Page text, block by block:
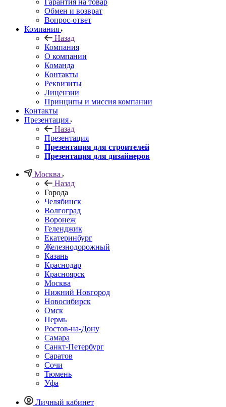
Гарантия на товар
Обмен и возврат
Вопрос-ответ
Компания
Назад
Компания
О компании
Команда
Контакты
Реквизиты
Лицензии
Принципы и миссия компании
Контакты
Презентация
Назад
Презентация
Презентация для строителей
Презентация для дизайнеров
Москва
Назад
Города
Челябинск
Волгоград
Воронеж
Геленджик
Екатеринбург
Железнодорожный
Казань
Краснодар
Красноярск
Москва
Нижний Новгород
Новосибирск
Омск
Пермь
Ростов-на-Дону
Самара
Санкт-Петербург
Саратов
Сочи
Тюмень
Уфа
Личный кабинет